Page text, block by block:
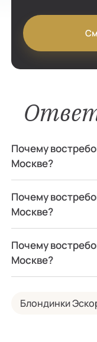
Почему
Москве?
Почему
Москве?
Почему
Москве?
Блондинки